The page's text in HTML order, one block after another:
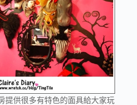
提供很多有特色的面具給大家玩